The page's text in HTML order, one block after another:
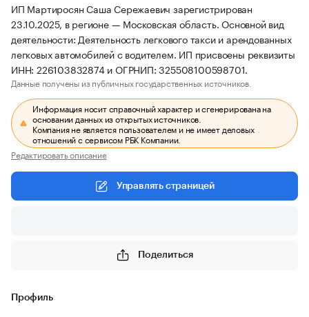
ИП Мартиросян Саша Сережаевич зарегистрирован
23.10.2025, в регионе — Московская область. Основной вид
деятельности: Деятельность легкового такси и арендованных
легковых автомобилей с водителем. ИП присвоены реквизиты
ИНН: 226103832874 и ОГРНИП: 325508100598701.
Данные получены из публичных государственных источников.
Информация носит справочный характер и сгенерирована на
основании данных из открытых источников.
Компания не является пользователем и не имеет деловых
отношений с сервисом РБК Компании.
Редактировать описание
Управлять страницей
Поделиться
Профиль